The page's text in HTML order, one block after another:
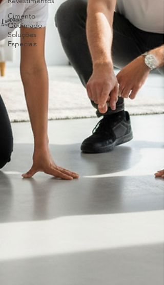
Cimento
Queimado
Soluções
Especiais